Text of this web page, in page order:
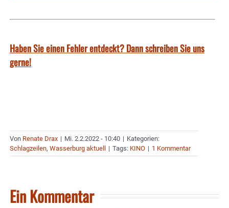
Haben Sie einen Fehler entdeckt? Dann schreiben Sie uns
gerne!
Von Renate Drax | Mi. 2.2.2022 - 10:40 | Kategorien:
Schlagzeilen, Wasserburg aktuell | Tags: KINO | 1 Kommentar
Ein Kommentar